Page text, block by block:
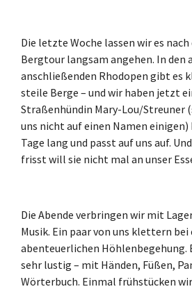
Die letzte Woche lassen wir es
Bergtour langsam angehen. In den
anschließenden Rhodopen gibt es
steile Berge – und wir haben jetzt
Straßenhündin Mary-Lou/Streuner
uns nicht auf einen Namen
Tage lang und passt auf uns auf.
frisst will sie nicht mal an unser
Die Abende verbringen wir mit
Musik. Ein paar von uns klettern bei
abenteuerlichen Höhlenbegehung.
sehr lustig – mit Händen, Füßen,
Wörterbuch. Einmal frühstücken